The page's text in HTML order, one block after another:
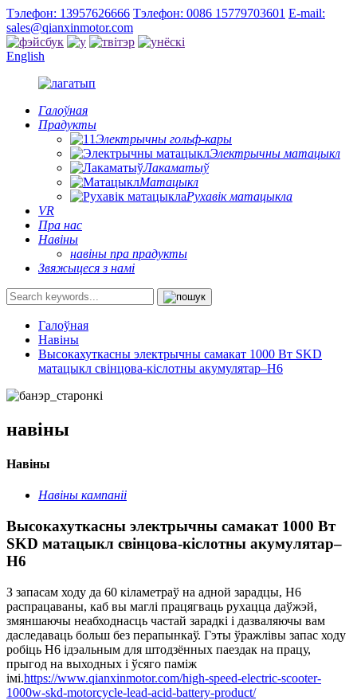
Тэлефон: 13957626666 Тэлефон: 0086 15779703601 E-mail:
sales@qianxinmotor.com
English
Галоўная
Прадукты
Электрычны гольф-кары
Электрычны матацыкл
Лакаматыў
Матацыкл
Рухавік матацыкла
VR
Пра нас
Навіны
навіны пра прадукты
Звяжыцеся з намі
Галоўная
Навіны
Высокахуткасны электрычны самакат 1000 Вт SKD
матацыкл свінцова-кіслотны акумулятар–H6
навіны
Навіны
Навіны кампаніі
Высокахуткасны электрычны самакат 1000 Вт
SKD матацыкл свінцова-кіслотны акумулятар–
H6
З запасам ходу да 60 кіламетраў на адной зарадцы, H6
распрацаваны, каб вы маглі працягваць рухацца даўжэй,
змяншаючы неабходнасць частай зарадкі і дазваляючы вам
даследаваць больш без перапынкаў. Гэты ўражлівы запас ходу
робіць H6 ідэальным для штодзённых паездак на працу,
прыгод на выходных і ўсяго паміж
імі.https://www.qianxinmotor.com/high-speed-electric-scooter-
1000w-skd-motorcycle-lead-acid-battery-product/